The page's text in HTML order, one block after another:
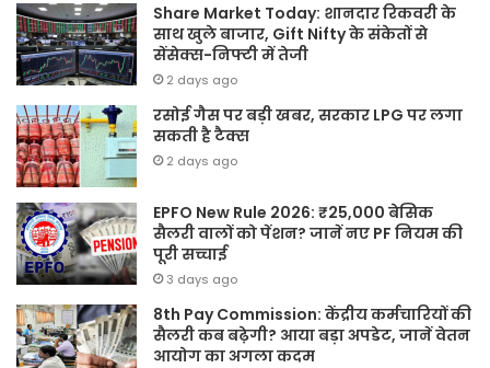
Share Market Today: शानदार रिकवरी के
साथ खुले बाजार, Gift Nifty के संकेतों से
सेंसेक्स-निफ्टी में तेजी
2 days ago
रसोई गैस पर बड़ी खबर, सरकार LPG पर लगा
सकती है टैक्स
2 days ago
EPFO New Rule 2026: ₹25,000 बेसिक
सैलरी वालों को पेंशन? जानें नए PF नियम की
पूरी सच्चाई
3 days ago
8th Pay Commission: केंद्रीय कर्मचारियों की
सैलरी कब बढ़ेगी? आया बड़ा अपडेट, जानें वेतन
आयोग का अगला कदम